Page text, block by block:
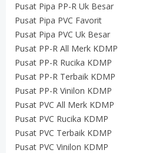
Pusat Pipa PP-R Uk Besar
Pusat Pipa PVC Favorit
Pusat Pipa PVC Uk Besar
Pusat PP-R All Merk KDMP
Pusat PP-R Rucika KDMP
Pusat PP-R Terbaik KDMP
Pusat PP-R Vinilon KDMP
Pusat PVC All Merk KDMP
Pusat PVC Rucika KDMP
Pusat PVC Terbaik KDMP
Pusat PVC Vinilon KDMP